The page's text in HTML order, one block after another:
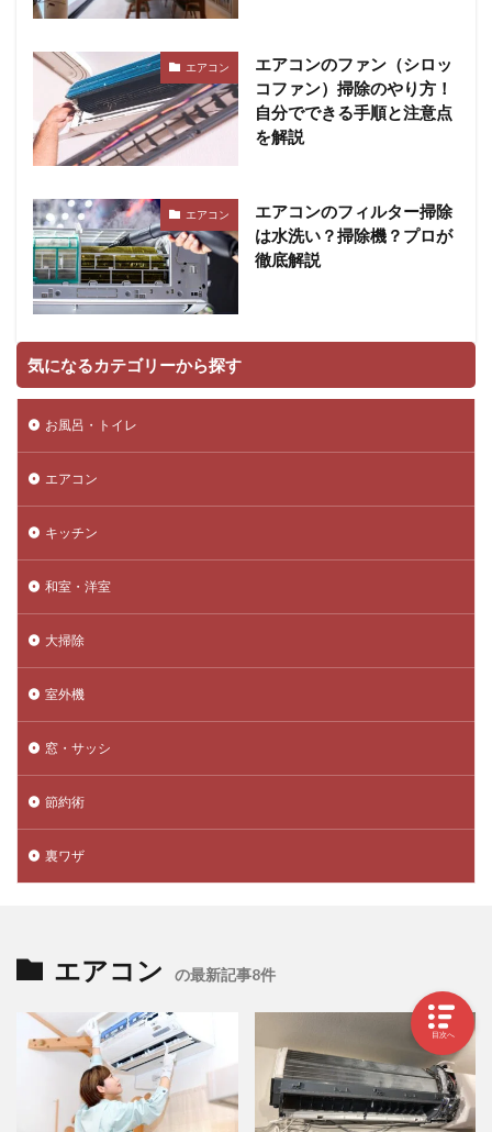
エアコン
エアコンのファン（シロッ
コファン）掃除のやり方！
自分でできる手順と注意点
を解説
エアコン
エアコンのフィルター掃除
は水洗い？掃除機？プロが
徹底解説
気になるカテゴリーから探す
お風呂・トイレ
エアコン
キッチン
和室・洋室
大掃除
室外機
窓・サッシ
節約術
裏ワザ
エアコン の最新記事8件
目次へ